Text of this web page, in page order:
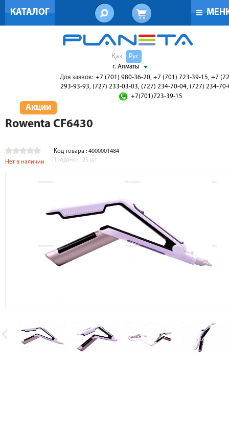
КАТАЛОГ
Қаз Рус
г. Алматы
Для заявок: +7 (701) 980-36-20, +7 (701) 723-39-15, +7
293-93-93, (727) 233-03-03, (727) 234-70-04, (727) 234-
+7(701)723-39-15
Акции
Rowenta CF6430
Код товара : 4000001484
Нет в наличии
Продано: 125 шт